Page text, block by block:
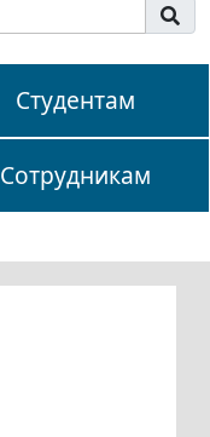
Студентам
Сотрудникам